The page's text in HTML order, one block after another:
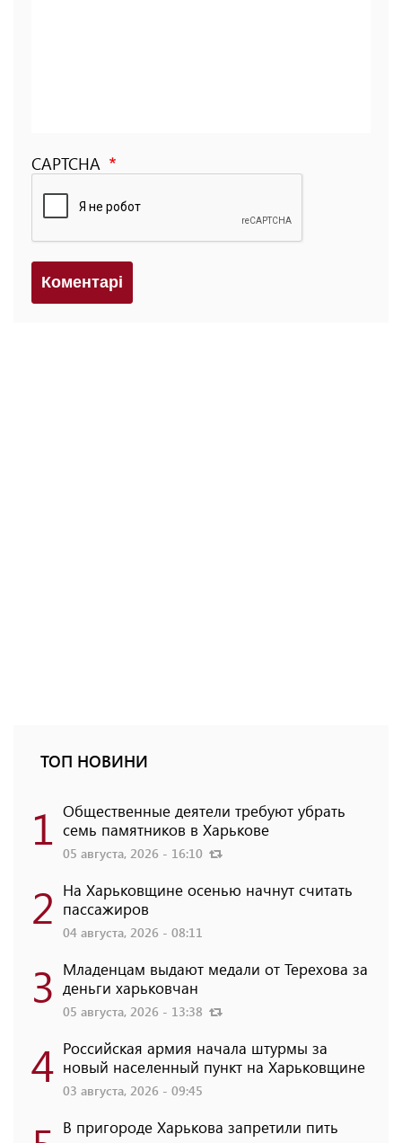
CAPTCHA
Коментарi
ТОП НОВИНИ
1 Общественные деятели требуют убрать
семь памятников в Харькове
05 августа, 2026 - 16:10
2 На Харьковщине осенью начнут считать
пассажиров
04 августа, 2026 - 08:11
3 Младенцам выдают медали от Терехова за
деньги харьковчан
05 августа, 2026 - 13:38
4 Российская армия начала штурмы за
новый населенный пункт на Харьковщине
03 августа, 2026 - 09:45
В пригороде Харькова запретили пить